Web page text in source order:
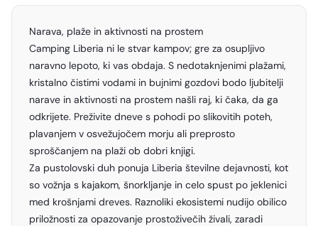
Narava, plaže in aktivnosti na prostem
Camping Liberia ni le stvar kampov; gre za osupljivo
naravno lepoto, ki vas obdaja. S nedotaknjenimi plažami,
kristalno čistimi vodami in bujnimi gozdovi bodo ljubitelji
narave in aktivnosti na prostem našli raj, ki čaka, da ga
odkrijete. Preživite dneve s pohodi po slikovitih poteh,
plavanjem v osvežujočem morju ali preprosto
sproščanjem na plaži ob dobri knjigi.
Za pustolovski duh ponuja Liberia številne dejavnosti, kot
so vožnja s kajakom, šnorkljanje in celo spust po jeklenici
med krošnjami dreves. Raznoliki ekosistemi nudijo obilico
priložnosti za opazovanje prostoživečih živali, zaradi